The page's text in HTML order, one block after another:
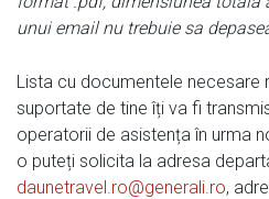
unui email nu trebuie sa
Lista cu documentele necesare
suportate de tine îți va fi
operatorii de asistența în urma
o puteți solicita la adresa
daunetravel.ro@generali.ro,